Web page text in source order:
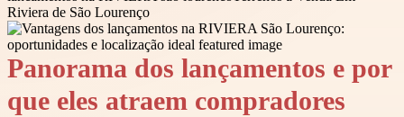
Riviera de São Lourenço
Panorama dos lançamentos e por
que eles atraem compradores